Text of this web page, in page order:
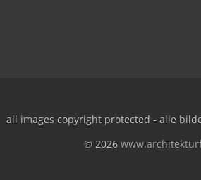
all images copyright protected - alle
© 2026